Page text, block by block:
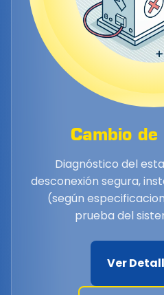
Cambio
Diagnóstico del
desconexión segura,
(según
prueba del
Ver